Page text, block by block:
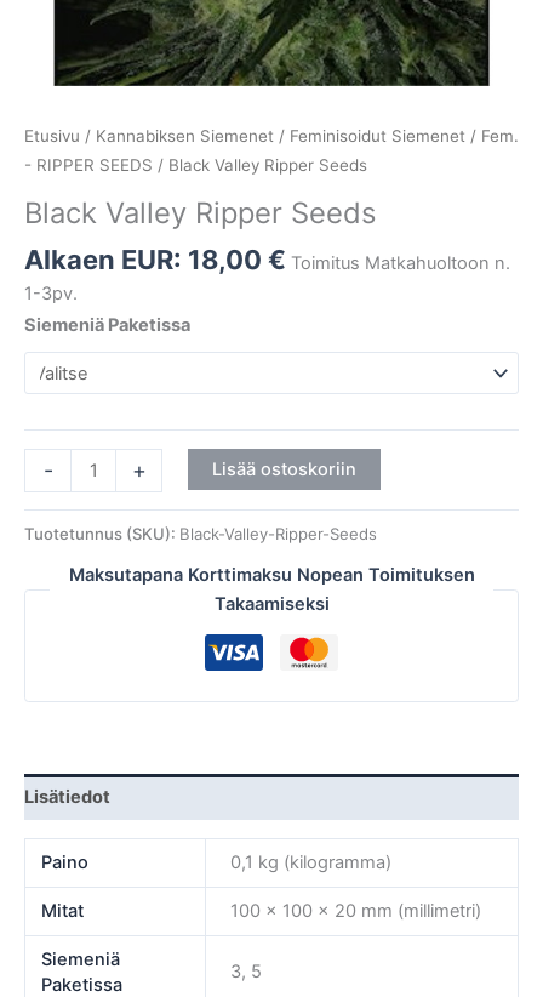
Etusivu / Kannabiksen Siemenet / Feminisoidut Siemenet / Fem.
- RIPPER SEEDS / Black Valley Ripper Seeds
Black Valley Ripper Seeds
Alkaen EUR: 18,00 € Toimitus Matkahuoltoon n.
1-3pv.
Siemeniä Paketissa
- + Lisää ostoskoriin
Tuotetunnus (SKU): Black-Valley-Ripper-Seeds
Maksutapana Korttimaksu Nopean Toimituksen
Takaamiseksi
Lisätiedot
Paino 0,1 kg (kilogramma)
Mitat 100 × 100 × 20 mm (millimetri)
Siemeniä
Paketissa
3, 5